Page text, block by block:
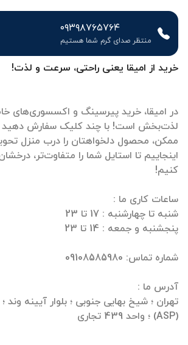
خرید از امیقا یعنی راحتی، سرعت و لذت!
در امیقا، خرید پیرسینگ و اکسسوری‌های
لذت‌بخش است! با چند کلیک سفارش دهید
ممکن، محصول دلخواهتان را درب منزل
اینجاییم تا استایل شما را متفاوت‌تر،
تهران ؛ شیخ بهایی جنوبی ؛ بلوار آیینه
(ASP) ؛ واحد 439 تجاری
۰۹۳۹۸۷۶۵۷۶۴
منتظر صدای گرم شما هستیم